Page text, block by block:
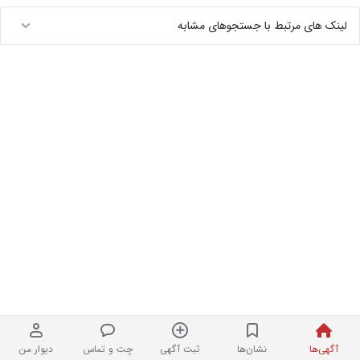
آگهی‌ها نشان‌ها ثبت آگهی چت و تماس دیوار من
لینک های مرتبط با جستجوهای مشابه